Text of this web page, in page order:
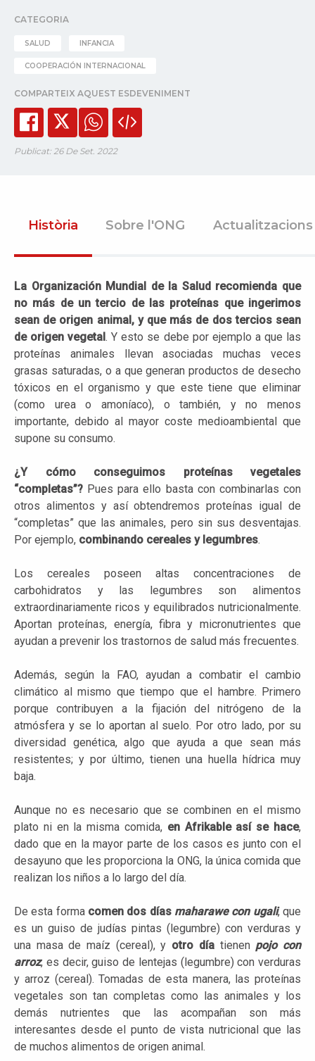
CATEGORIA
SALUD INFANCIA
COOPERACIÓN INTERNACIONAL
COMPARTEIX AQUEST ESDEVENIMENT
Publicat: 26 De Set. 2022
Història Sobre l'ONG Actualitzacions
La Organización Mundial de la Salud recomienda que
no más de un tercio de las proteínas que ingerimos
sean de origen animal, y que más de dos tercios sean
de origen vegetal. Y esto se debe por ejemplo a que las
proteínas animales llevan asociadas muchas veces
grasas saturadas, o a que generan productos de desecho
tóxicos en el organismo y que este tiene que eliminar
(como urea o amoníaco), o también, y no menos
importante, debido al mayor coste medioambiental que
supone su consumo.
¿Y cómo conseguimos proteínas vegetales
“completas”? Pues para ello basta con combinarlas con
otros alimentos y así obtendremos proteínas igual de
“completas” que las animales, pero sin sus desventajas.
Por ejemplo, combinando cereales y legumbres.
Los cereales poseen altas concentraciones de
carbohidratos y las legumbres son alimentos
extraordinariamente ricos y equilibrados nutricionalmente.
Aportan proteínas, energía, fibra y micronutrientes que
ayudan a prevenir los trastornos de salud más frecuentes.
Además, según la FAO, ayudan a combatir el cambio
climático al mismo que tiempo que el hambre. Primero
porque contribuyen a la fijación del nitrógeno de la
atmósfera y se lo aportan al suelo. Por otro lado, por su
diversidad genética, algo que ayuda a que sean más
resistentes; y por último, tienen una huella hídrica muy
baja.
Aunque no es necesario que se combinen en el mismo
plato ni en la misma comida, en Afrikable así se hace,
dado que en la mayor parte de los casos es junto con el
desayuno que les proporciona la ONG, la única comida que
realizan los niños a lo largo del día.
De esta forma comen dos días maharawe con ugali, que
es un guiso de judías pintas (legumbre) con verduras y
una masa de maíz (cereal), y otro díatienen pojo con
arroz, es decir, guiso de lentejas (legumbre) con verduras
y arroz (cereal). Tomadas de esta manera, las proteínas
vegetales son tan completas como las animales y los
demás nutrientes que las acompañan son más
interesantes desde el punto de vista nutricional que las
de muchos alimentos de origen animal.